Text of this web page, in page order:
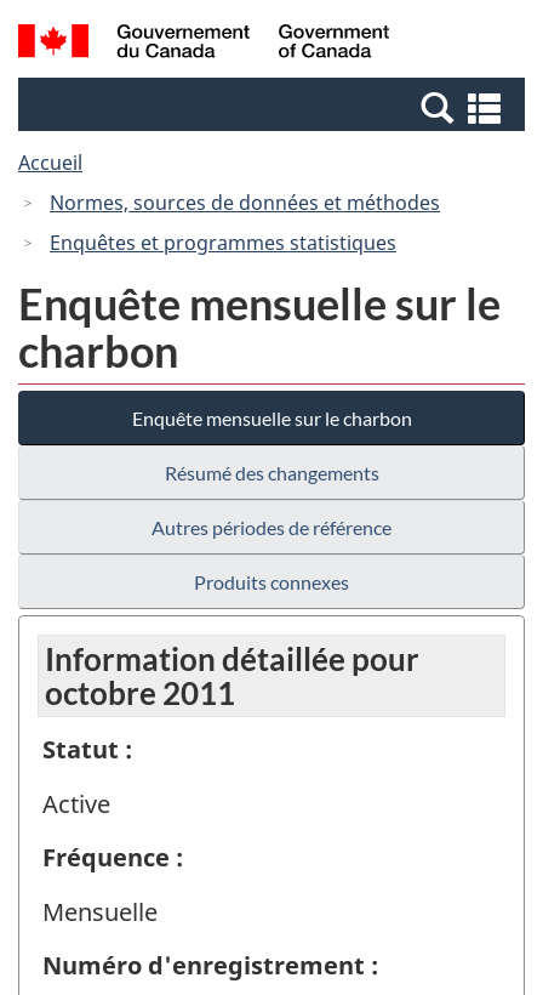
Passer
au
Passer
à
Canada
Recherche
et
et
Accueil
Normes, sources de données et méthodes
Enquêtes et programmes statistiques
Enquête mensuelle sur le
charbon
Enquête mensuelle sur le charbon
Résumé des changements
Autres périodes de référence
Produits connexes
Information détaillée pour
octobre 2011
Statut :
Active
Fréquence :
Mensuelle
Numéro d'enregistrement :